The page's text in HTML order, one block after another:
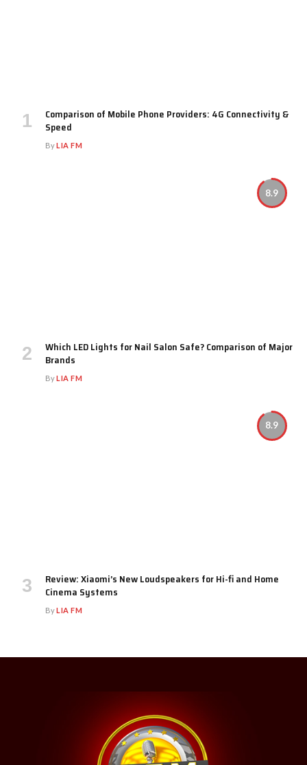
Comparison of Mobile Phone Providers: 4G Connectivity &
Speed
ByLIA FM
8.9
Which LED Lights for Nail Salon Safe? Comparison of Major
Brands
ByLIA FM
8.9
Review: Xiaomi’s New Loudspeakers for Hi-fi and Home
Cinema Systems
ByLIA FM